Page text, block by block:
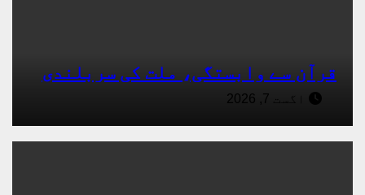
قرآن سے وابستگی، ملت کی سربلندی
اگست 7, 2026